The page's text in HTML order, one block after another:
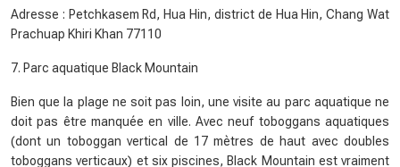
Adresse : Petchkasem Rd, Hua Hin, district de Hua Hin, Chang Wat
Prachuap Khiri Khan 77110
7. Parc aquatique Black Mountain
Bien que la plage ne soit pas loin, une visite au parc aquatique ne
doit pas être manquée en ville. Avec neuf toboggans aquatiques
(dont un toboggan vertical de 17 mètres de haut avec doubles
toboggans verticaux) et six piscines, Black Mountain est vraiment